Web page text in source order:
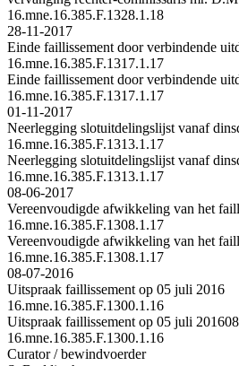
16.mne.16.385.F.1328.1.18
28-11-2017
Einde faillissement door verbindende
16.mne.16.385.F.1317.1.17
Einde faillissement door verbindende
16.mne.16.385.F.1317.1.17
01-11-2017
Neerlegging slotuitdelingslijst vanaf
16.mne.16.385.F.1313.1.17
Neerlegging slotuitdelingslijst vanaf
16.mne.16.385.F.1313.1.17
08-06-2017
Vereenvoudigde afwikkeling van het
16.mne.16.385.F.1308.1.17
Vereenvoudigde afwikkeling van het
16.mne.16.385.F.1308.1.17
08-07-2016
Uitspraak faillissement op 05 juli 2016
16.mne.16.385.F.1300.1.16
Uitspraak faillissement op 05 juli 2016
16.mne.16.385.F.1300.1.16
Curator / bewindvoerder